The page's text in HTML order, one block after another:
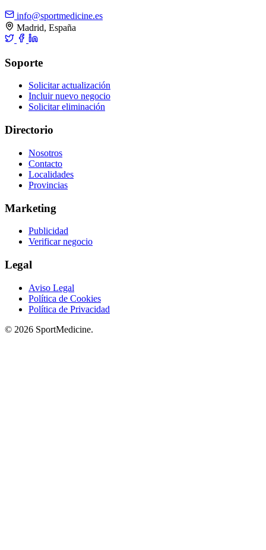
info@sportmedicine.es
Madrid, España
Soporte
Solicitar actualización
Incluir nuevo negocio
Solicitar eliminación
Directorio
Nosotros
Contacto
Localidades
Provincias
Marketing
Publicidad
Verificar negocio
Legal
Aviso Legal
Política de Cookies
Política de Privacidad
© 2026 SportMedicine.